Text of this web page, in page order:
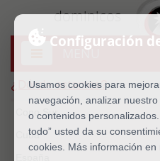
Configuración
Usamos cookies para
navegación, analizar
o contenidos
todo” usted da su
cookies. Más información en
dominicos
MENU
¿Dónde estamos?
Cono Sur
Cuba